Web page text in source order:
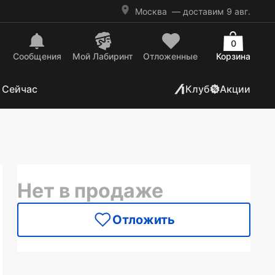
Москва — доставим 9 авг.
Сообщения Mой Лабиринт Отложенные Корзина
0
Клуб Акции
Нет в продаже
Отложить